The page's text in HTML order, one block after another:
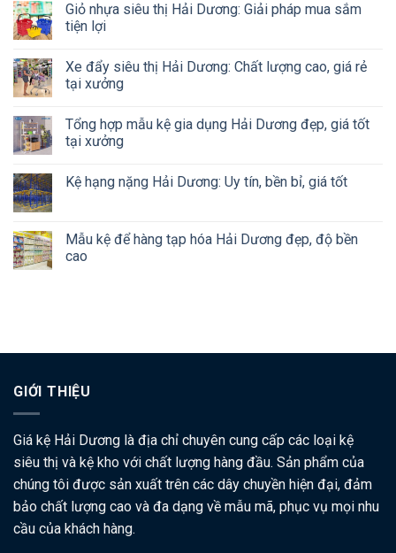
Giỏ nhựa siêu thị Hải Dương: Giải pháp mua sắm
tiện lợi
Xe đẩy siêu thị Hải Dương: Chất lượng cao, giá rẻ
tại xưởng
Tổng hợp mẫu kệ gia dụng Hải Dương đẹp, giá tốt
tại xưởng
Kệ hạng nặng Hải Dương: Uy tín, bền bỉ, giá tốt
Mẫu kệ để hàng tạp hóa Hải Dương đẹp, độ bền
cao
GIỚI THIỆU
Giá kệ Hải Dương là địa chỉ chuyên cung cấp các loại kệ
siêu thị và kệ kho với chất lượng hàng đầu. Sản phẩm của
chúng tôi được sản xuất trên các dây chuyền hiện đại, đảm
bảo chất lượng cao và đa dạng về mẫu mã, phục vụ mọi nhu
cầu của khách hàng.